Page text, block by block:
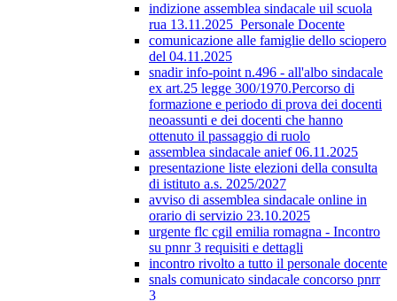
indizione assemblea sindacale uil scuola
rua 13.11.2025_Personale Docente
comunicazione alle famiglie dello sciopero
del 04.11.2025
snadir info-point n.496 - all'albo sindacale
ex art.25 legge 300/1970.Percorso di
formazione e periodo di prova dei docenti
neoassunti e dei docenti che hanno
ottenuto il passaggio di ruolo
assemblea sindacale anief 06.11.2025
presentazione liste elezioni della consulta
di istituto a.s. 2025/2027
avviso di assemblea sindacale online in
orario di servizio 23.10.2025
urgente flc cgil emilia romagna - Incontro
su pnnr 3 requisiti e dettagli
incontro rivolto a tutto il personale docente
snals comunicato sindacale concorso pnrr
3